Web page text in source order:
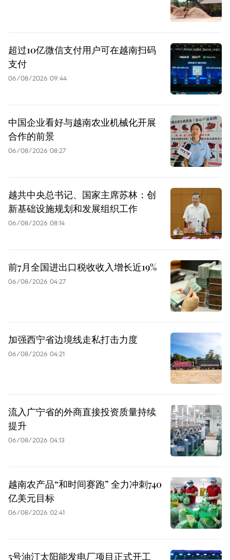
超过10亿微信支付用户可在越南扫码
支付
06/08/2026 09:44
中国企业看好与越南农业机械化开展
合作的前景
06/08/2026 08:27
越共中央总书记、国家主席苏林：创
新基础设施规划和发展组织工作
06/08/2026 08:14
前7月全国进出口税收收入增长近19%
06/08/2026 04:27
加强西宁省边境线走私打击力度
06/08/2026 04:21
流入广宁省的外商直接投资质量持续
提升
06/08/2026 04:13
越南农产品“和时间赛跑” 全力冲刺740
亿美元目标
06/08/2026 02:41
5号油汀太阳能发电厂项目正式开工